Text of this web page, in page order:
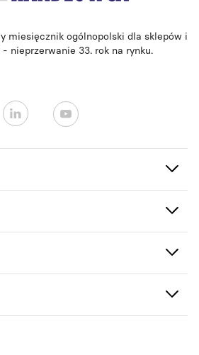
miesięcznik ogólnopolski dla sklepów i
- nieprzerwanie 33. rok na rynku.